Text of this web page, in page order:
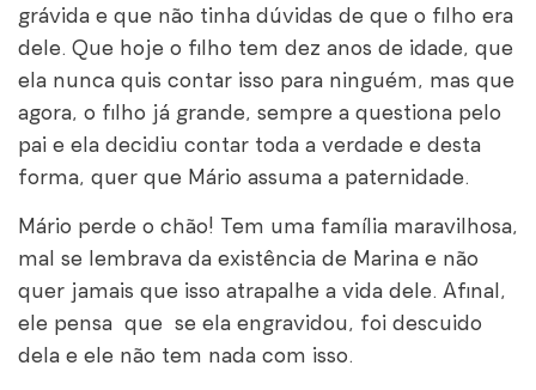
grávida e que não tinha dúvidas de que o filho era
dele. Que hoje o filho tem dez anos de idade, que
ela nunca quis contar isso para ninguém, mas que
agora, o filho já grande, sempre a questiona pelo
pai e ela decidiu contar toda a verdade e desta
forma, quer que Mário assuma a paternidade.
Mário perde o chão! Tem uma família maravilhosa,
mal se lembrava da existência de Marina e não
quer jamais que isso atrapalhe a vida dele. Afinal,
ele pensa que se ela engravidou, foi descuido
dela e ele não tem nada com isso.